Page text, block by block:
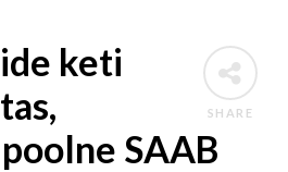
SHARE
keti
SAAB